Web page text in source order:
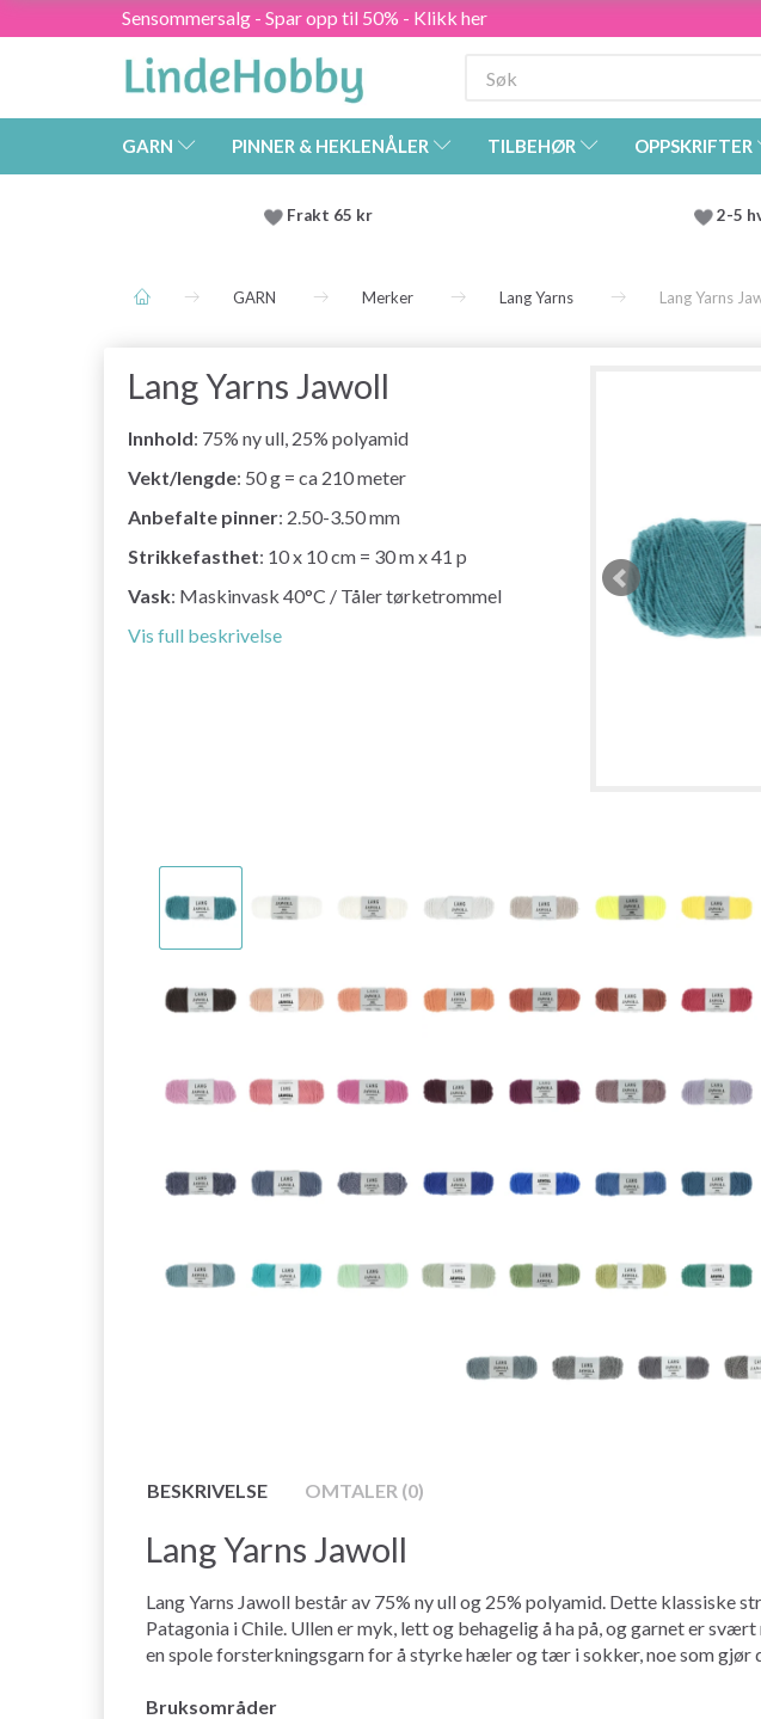
Sensommersalg - Spar opp til 50% - Klikk her
GARN PINNER & HEKLENÅLER TILBEHØR OPPSKRIFTER
Frakt 65 kr 2-5
GARN Merker Lang Yarns Lang Yarns
Lang Yarns Jawoll
Innhold: 75% ny ull, 25% polyamid
Vekt/lengde: 50 g = ca 210 meter
Anbefalte pinner: 2.50-3.50 mm
Strikkefasthet: 10 x 10 cm = 30 m x 41 p
Vask: Maskinvask 40°C / Tåler tørketrommel
Vis full beskrivelse
BESKRIVELSE OMTALER (0)
Lang Yarns Jawoll
Lang Yarns Jawoll består av 75% ny ull og 25% polyamid. Dette
Patagonia i Chile. Ullen er myk, lett og behagelig å ha på, og garnet er
en spole forsterkningsgarn for å styrke hæler og tær i sokker, noe som
Bruksområder